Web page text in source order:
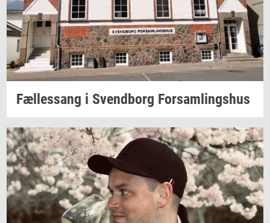
Fæl­les­sang i Svend­borg For­sam­lings­hus